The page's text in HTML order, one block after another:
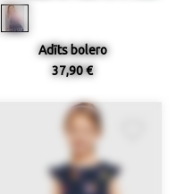
Adīts bolero
37,90 €